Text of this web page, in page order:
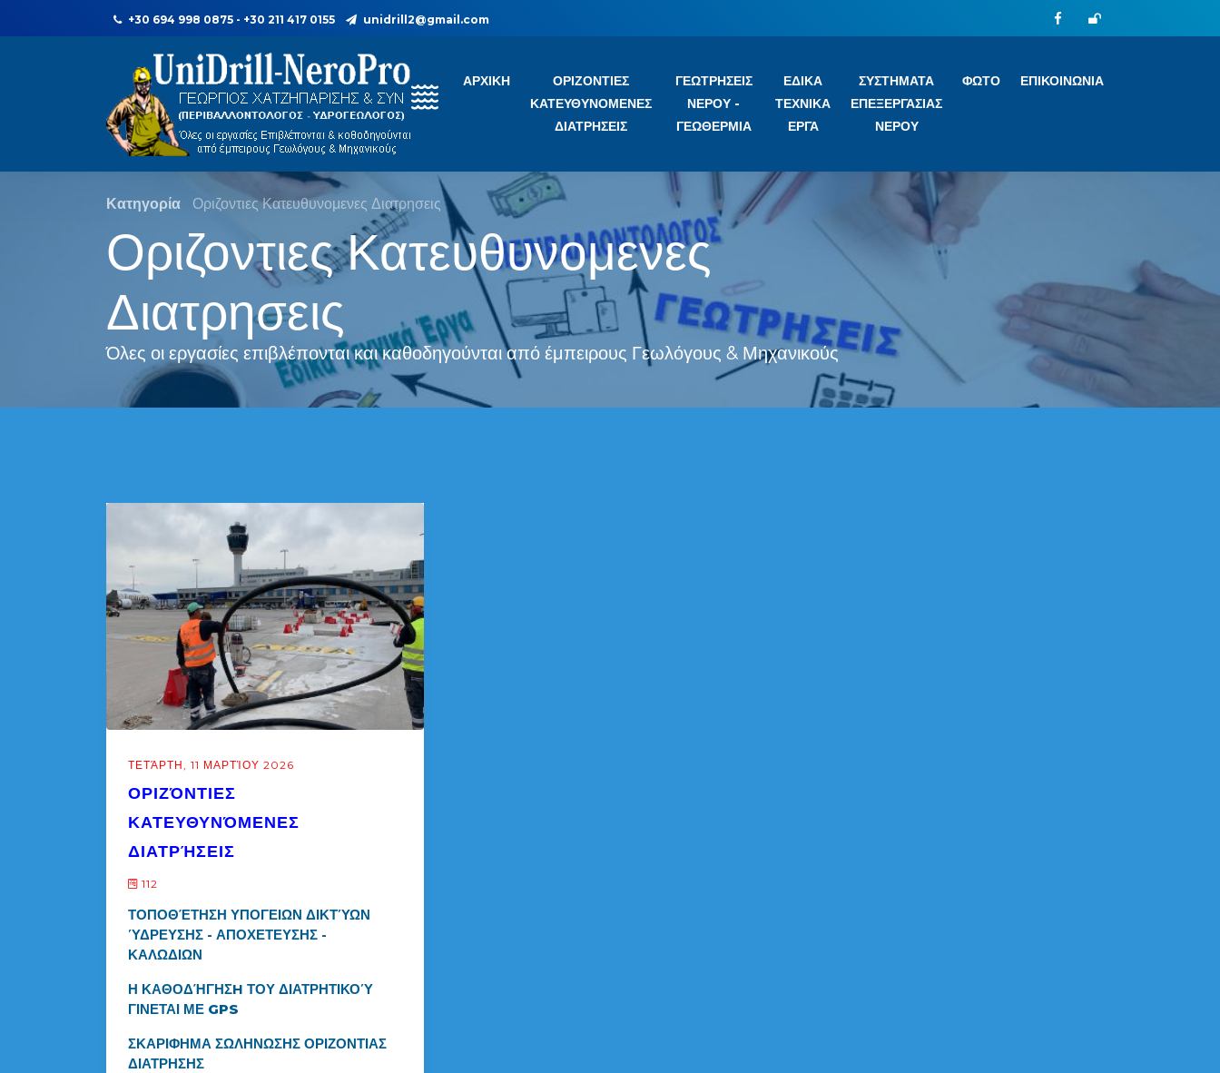
+30 694 998 0875 - +30 211 417 0155 unidrill2@gmail.com FacebookAdmin
ΑΡΧΙΚΗ
ΟΡΙΖΟΝΤΙΕΣ
ΚΑΤΕΥΘΥΝΟΜΕΝΕΣ
ΔΙΑΤΡΗΣΕΙΣ
ΓΕΩΤΡΗΣΕΙΣ
ΝΕΡΟΥ -
ΓΕΩΘΕΡΜΙΑ
ΕΔΙΚΑ
ΤΕΧΝΙΚΑ
ΕΡΓΑ
ΣΥΣΤΗΜΑΤΑ
ΕΠΕΞΕΡΓΑΣΙΑΣ
ΝΕΡΟΥ
ΦΩΤΟ ΕΠΙΚΟΙΝΩΝΙΑ
Κατηγορία Οριζοντιες Κατευθυνομενες Διατρησεις
Οριζοντιες Κατευθυνομενες
Διατρησεις
Όλες οι εργασίες επιβλέπονται και καθοδηγούνται από έμπειρους Γεωλόγους & Μηχανικούς
ΤΕΤΆΡΤΗ, 11 ΜΑΡΤΊΟΥ 2026
ΟΡΙΖΌΝΤΙΕΣ
ΚΑΤΕΥΘΥΝΌΜΕΝΕΣ
ΔΙΑΤΡΉΣΕΙΣ
112
ΤΟΠΟΘΈΤΗΣΗ ΥΠΟΓΕΙΩΝ ΔΙΚΤΎΩΝ
ΎΔΡΕΥΣΗΣ - ΑΠΟΧΕΤΕΥΣΗΣ -
ΚΑΛΩΔΙΩΝ
Η ΚΑΘΟΔΉΓΗΣH ΤΟΥ ΔΙΑΤΡΗΤΙΚΟΎ
ΓΙΝΕΤΑΙ ΜΕ GPS
ΣΚΑΡΙΦΗΜΑ ΣΩΛΗΝΩΣΗΣ ΟΡΙΖΟΝΤΙΑΣ
ΔΙΑΤΡΗΣΗΣ